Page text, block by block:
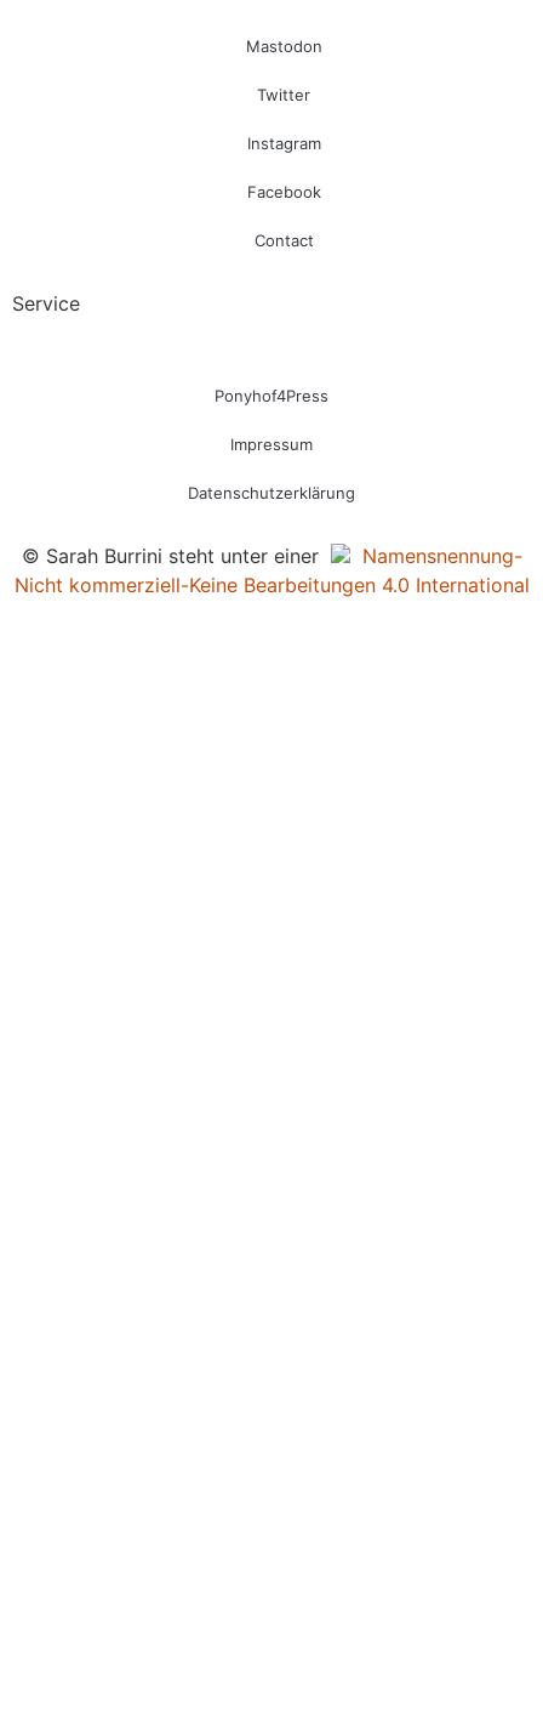
Mastodon
Twitter
Instagram
Facebook
Contact
Service
Ponyhof4Press
Impressum
Datenschutzerklärung
© Sarah Burrini steht unter einer
Namensnennung-
Nicht kommerziell-Keine Bearbeitungen 4.0 International